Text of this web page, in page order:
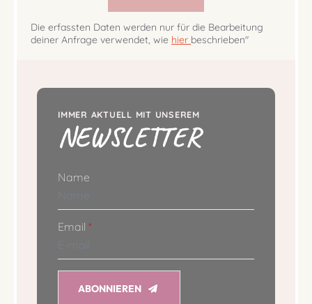
Die erfassten Daten werden nur für die Bearbeitung
deiner Anfrage verwendet, wie hier beschrieben"
IMMER AKTUELL MIT UNSEREM
NEWSLETTER
Name
Email *
ABONNIEREN